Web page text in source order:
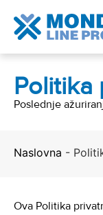
Politika
Poslednje
Naslovna -
Ova Politika